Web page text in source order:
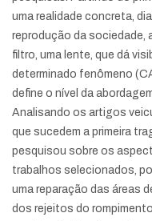
uma realidade concreta,
reprodução da sociedade,
filtro, uma lente, que dá
determinado fenômeno
define o nível da
Analisando os artigos
que sucedem a primeira
pesquisou sobre os
trabalhos selecionados,
uma reparação das áreas
dos rejeitos do